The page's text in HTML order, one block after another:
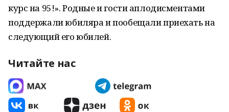
курс на 95!». Родные и гости аплодисментами
поддержали юбиляра и пообещали приехать на
следующий его юбилей.
Читайте нас